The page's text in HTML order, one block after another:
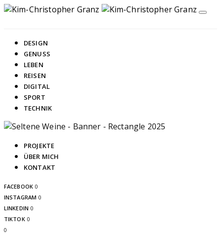
DESIGN
GENUSS
LEBEN
REISEN
DIGITAL
SPORT
TECHNIK
PROJEKTE
ÜBER MICH
KONTAKT
FACEBOOK 0
INSTAGRAM 0
LINKEDIN 0
TIKTOK 0
0